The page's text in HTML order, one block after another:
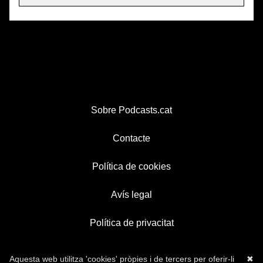
Sobre Podcasts.cat
Contacte
Política de cookies
Avís legal
Política de privacitat
✖
Aquesta web utilitza 'cookies' pròpies i de tercers per oferir-li